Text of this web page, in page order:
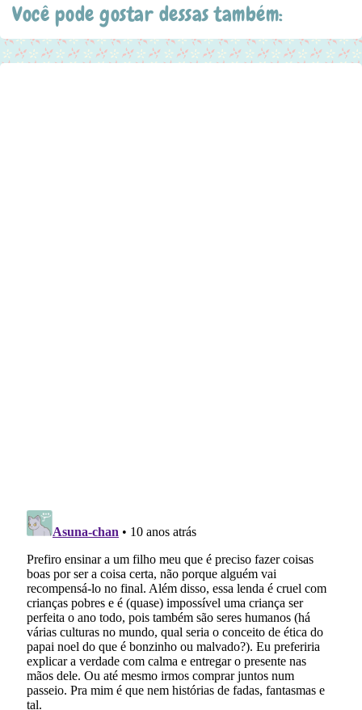
Você pode gostar dessas também: